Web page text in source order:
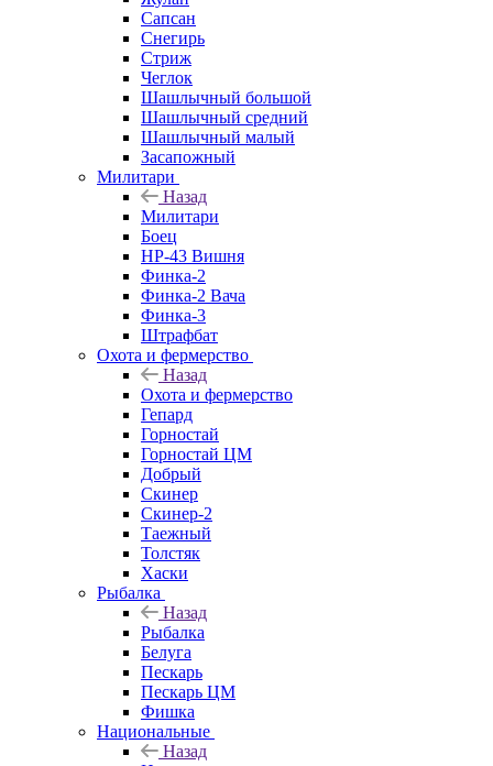
Сапсан
Снегирь
Стриж
Чеглок
Шашлычный большой
Шашлычный средний
Шашлычный малый
Засапожный
Милитари
Назад
Милитари
Боец
НР-43 Вишня
Финка-2
Финка-2 Вача
Финка-3
Штрафбат
Охота и фермерство
Назад
Охота и фермерство
Гепард
Горностай
Горностай ЦМ
Добрый
Скинер
Скинер-2
Таежный
Толстяк
Хаски
Рыбалка
Назад
Рыбалка
Белуга
Пескарь
Пескарь ЦМ
Фишка
Национальные
Назад